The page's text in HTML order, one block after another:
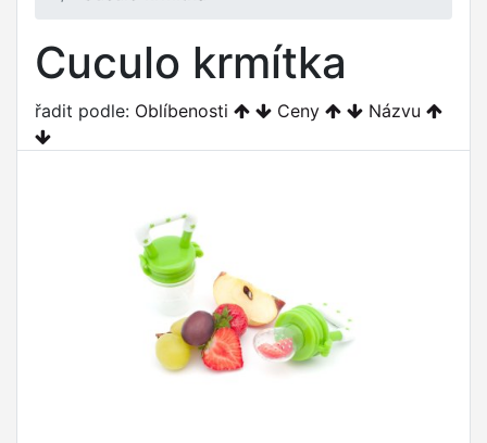
Cuculo krmítka
řadit podle: Oblíbenosti Ceny Názvu